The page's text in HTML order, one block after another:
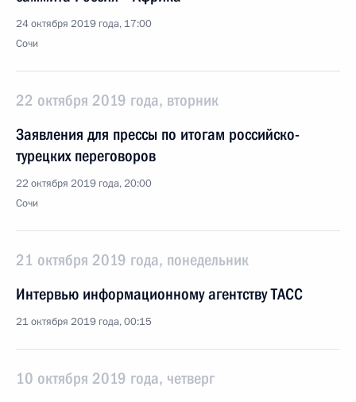
24 октября 2019 года, 17:00
Сочи
22 октября 2019 года, вторник
Заявления для прессы по итогам российско-
турецких переговоров
22 октября 2019 года, 20:00
Сочи
21 октября 2019 года, понедельник
Интервью информационному агентству ТАСС
21 октября 2019 года, 00:15
10 октября 2019 года, четверг